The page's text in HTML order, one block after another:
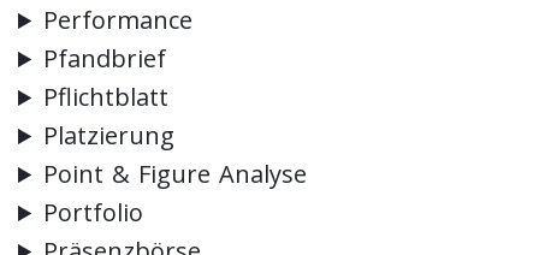
Performance
Pfandbrief
Pflichtblatt
Platzierung
Point & Figure Analyse
Portfolio